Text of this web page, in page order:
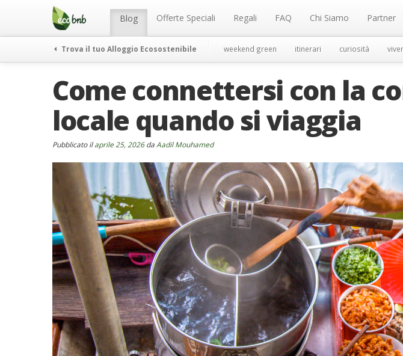
Menu Blog Offerte Speciali Regali FAQ Chi Siamo Partner
Trova il tuo Alloggio Ecosostenibile weekend green itinerari curiosità
Come connettersi con la
locale quando si viaggia
Pubblicato ilaprile 25, 2026da Aadil Mouhamed